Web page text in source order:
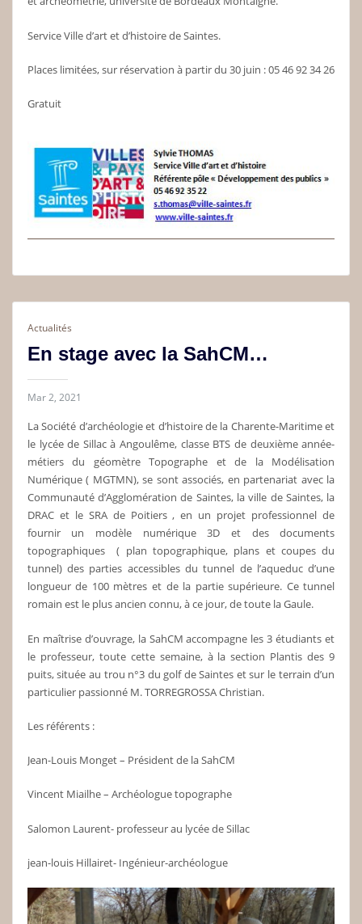
Service Ville d’art et d’histoire de Saintes.
Places limitées, sur réservation à partir du 30 juin : 05 46 92 34 26
Gratuit
Actualités
En stage avec la SahCM…
Mar 2, 2021
La Société d’archéologie et d’histoire de la Charente-Maritime et
le lycée de Sillac à Angoulême, classe BTS de deuxième année-
métiers du géomètre Topographe et de la Modélisation
Numérique ( MGTMN), se sont associés, en partenariat avec la
Communauté d’Agglomération de Saintes, la ville de Saintes, la
DRAC et le SRA de Poitiers , en un projet professionnel de
fournir un modèle numérique 3D et des documents
topographiques ( plan topographique, plans et coupes du
tunnel) des parties accessibles du tunnel de l’aqueduc d’une
longueur de 100 mètres et de la partie supérieure. Ce tunnel
romain est le plus ancien connu, à ce jour, de toute la Gaule.
En maîtrise d’ouvrage, la SahCM accompagne les 3 étudiants et
le professeur, toute cette semaine, à la section Plantis des 9
puits, située au trou n°3 du golf de Saintes et sur le terrain d’un
particulier passionné M. TORREGROSSA Christian.
Les référents :
Jean-Louis Monget – Président de la SahCM
Vincent Miailhe – Archéologue topographe
Salomon Laurent- professeur au lycée de Sillac
jean-louis Hillairet- Ingénieur-archéologue